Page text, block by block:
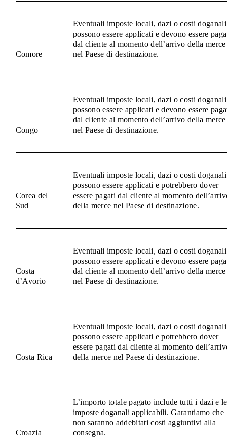
Comore
Eventuali imposte locali, dazi o costi doganali
possono essere applicati e devono essere
dal cliente al momento dell’arrivo della merce
nel Paese di destinazione.
Congo
Eventuali imposte locali, dazi o costi doganali
possono essere applicati e devono essere
dal cliente al momento dell’arrivo della merce
nel Paese di destinazione.
Corea del
Sud
Eventuali imposte locali, dazi o costi doganali
possono essere applicati e potrebbero dover
essere pagati dal cliente al momento
della merce nel Paese di destinazione.
Costa
d’Avorio
Eventuali imposte locali, dazi o costi doganali
possono essere applicati e devono essere
dal cliente al momento dell’arrivo della merce
nel Paese di destinazione.
Costa Rica
Eventuali imposte locali, dazi o costi doganali
possono essere applicati e potrebbero dover
essere pagati dal cliente al momento
della merce nel Paese di destinazione.
Croazia
L’importo totale pagato include tutti i dazi e le
imposte doganali applicabili. Garantiamo che
non saranno addebitati costi aggiuntivi alla
consegna.